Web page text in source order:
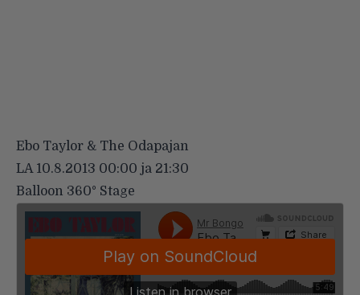
Ebo Taylor & The Odapajan
LA 10.8.2013 00:00 ja 21:30
Balloon 360° Stage